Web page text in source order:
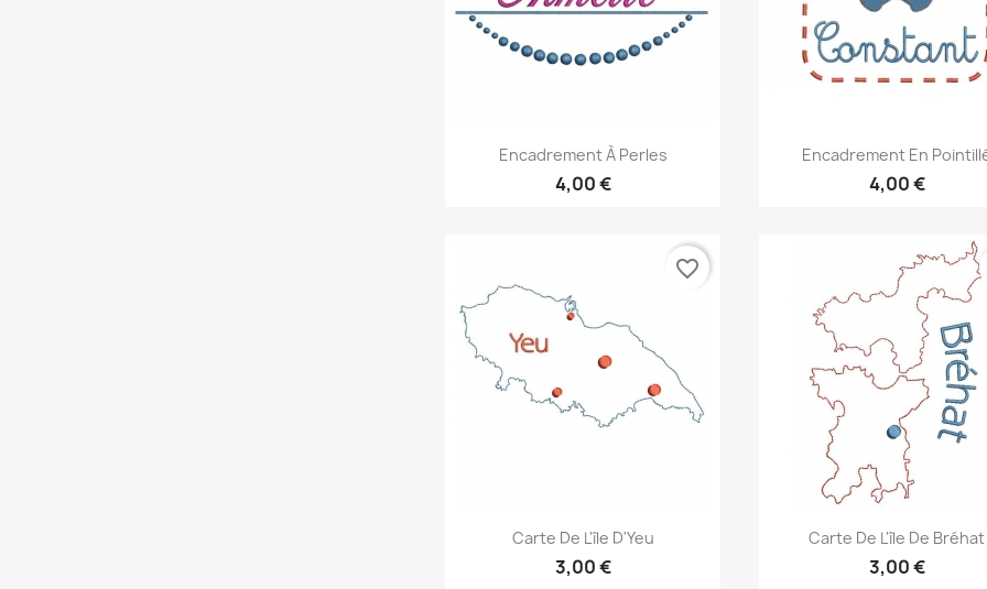
Aperçu rapide
Encadrement À Perles
4,00 €
Aperçu rapide
Encadrement En
4,00 €
Aperçu rapide
Carte De L'île D'Yeu
3,00 €
favorite_border
Aperçu rapide
Carte De L'île De Bréhat
3,00 €